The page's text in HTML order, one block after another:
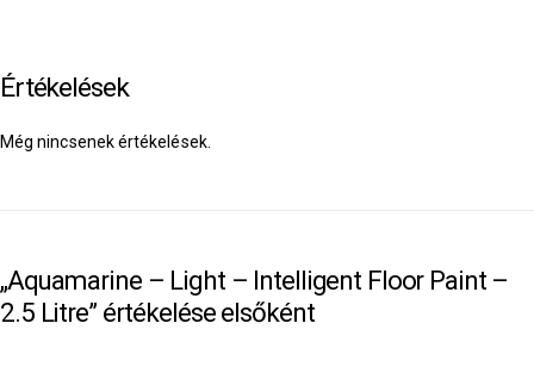
Értékelések
Még nincsenek értékelések.
„Aquamarine – Light – Intelligent Floor Paint –
2.5 Litre” értékelése elsőként